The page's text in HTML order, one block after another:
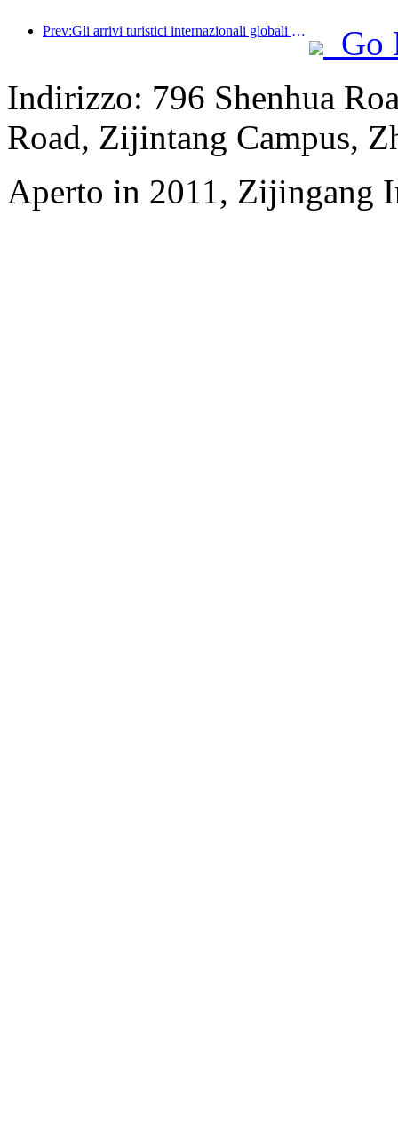
Prev:Gli arrivi turistici internazionali globali sono aumentati del 5% su base annua nella prima metà dell'anno
Go
Indirizzo: 796 Shenhua
Road, Zijintang Campus,
Aperto in 2011, Zijingang